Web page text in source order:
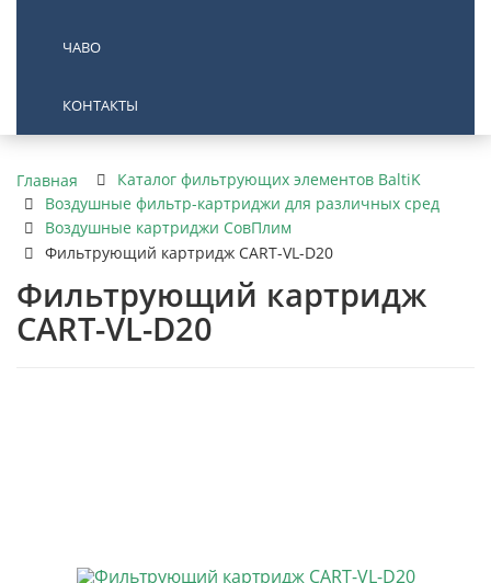
ЧАВО
КОНТАКТЫ
Главная
Каталог фильтрующих элементов BaltiK
Воздушные фильтр-картриджи для различных сред
Воздушные картриджи СовПлим
Фильтрующий картридж CART-VL-D20
Фильтрующий картридж
CART-VL-D20